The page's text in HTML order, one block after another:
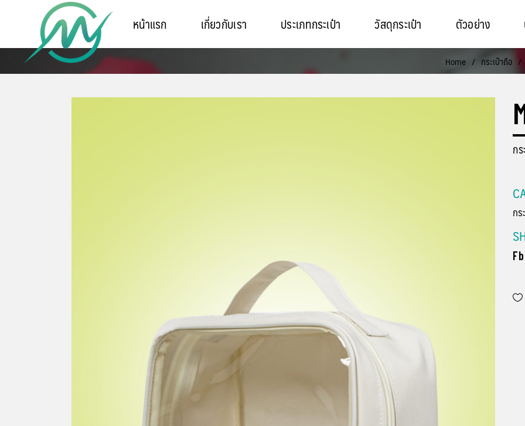
หน้าแรก เกี่ยวกับเรา ประเภทกระเป๋า วัสดุกระเป๋า ตัวอย่าง
Home / กระเป๋าถือ /
ก
กร